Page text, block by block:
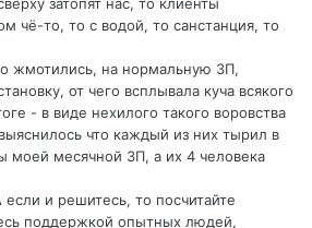
чё-то, то с водой, то санстанция, то
жмотились, на нормальную ЗП,
от чего всплывала куча всякого
- в виде нехилого такого воровства
что каждый из них тырил в
месячной ЗП, а их 4 человека
и решитесь, то посчитайте
поддержкой опытных людей,